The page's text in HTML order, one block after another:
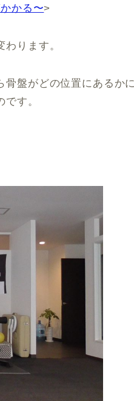
かる〜>
ります。
骨盤がどの位置にあるかに
す。